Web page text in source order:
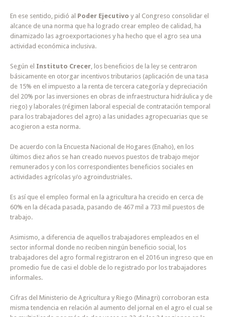
En ese sentido, pidió al Poder Ejecutivo y al Congreso consolidar el
alcance de una norma que ha logrado crear empleo de calidad, ha
dinamizado las agroexportaciones y ha hecho que el agro sea una
actividad económica inclusiva.
Según el Instituto Crecer , los beneficios de la ley se centraron
básicamente en otorgar incentivos tributarios (aplicación de una tasa
de 15% en el impuesto a la renta de tercera categoría y depreciación
del 20% por las inversiones en obras de infraestructura hidráulica y de
riego) y laborales (régimen laboral especial de contratación temporal
para los trabajadores del agro) a las unidades agropecuarias que se
acogieron a esta norma.
De acuerdo con la Encuesta Nacional de Hogares (Enaho), en los
últimos diez años se han creado nuevos puestos de trabajo mejor
remunerados y con los correspondientes beneficios sociales en
actividades agrícolas y/o agroindustriales.
Es así que el empleo formal en la agricultura ha crecido en cerca de
60% en la década pasada, pasando de 467 mil a 733 mil puestos de
trabajo.
Asimismo, a diferencia de aquellos trabajadores empleados en el
sector informal donde no reciben ningún beneficio social, los
trabajadores del agro formal registraron en el 2016 un ingreso que en
promedio fue de casi el doble de lo registrado por los trabajadores
informales.
Cifras del Ministerio de Agricultura y Riego (Minagri) corroboran esta
misma tendencia en relación al aumento del jornal en el agro el cual se